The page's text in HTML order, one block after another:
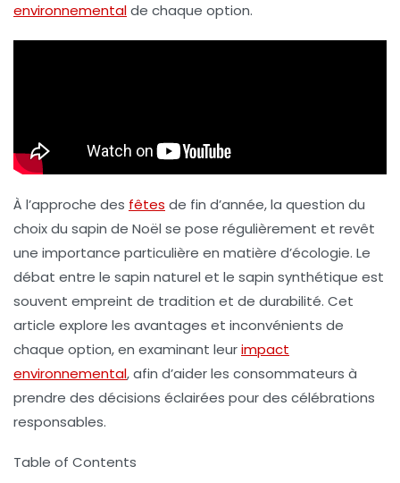
environnementalde chaque option.
À l’approche des fêtes de fin d’année, la question du
choix du sapin de Noël se pose régulièrement et revêt
une importance particulière en matière d’écologie. Le
débat entre le sapin naturel et le sapin synthétique est
souvent empreint de tradition et de durabilité. Cet
article explore les avantages et inconvénients de
chaque option, en examinant leurimpact
environnemental, afin d’aider les consommateurs à
prendre des décisions éclairées pour des célébrations
responsables.
Table of Contents